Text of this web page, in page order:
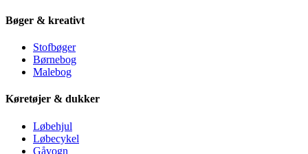
Bøger & kreativt
Stofbøger
Børnebog
Malebog
Køretøjer & dukker
Løbehjul
Løbecykel
Gåvogn